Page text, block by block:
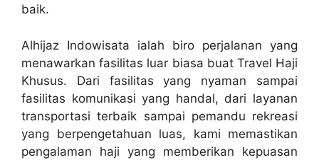
baik.
Alhijaz Indowisata ialah biro perjalanan yang
menawarkan fasilitas luar biasa buat Travel Haji
Khusus. Dari fasilitas yang nyaman sampai
fasilitas komunikasi yang handal, dari layanan
transportasi terbaik sampai pemandu rekreasi
yang berpengetahuan luas, kami memastikan
pengalaman haji yang memberikan kepuasan